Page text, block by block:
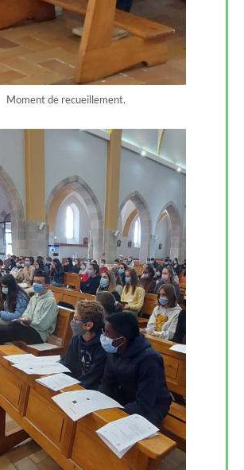
Moment de recueillement.